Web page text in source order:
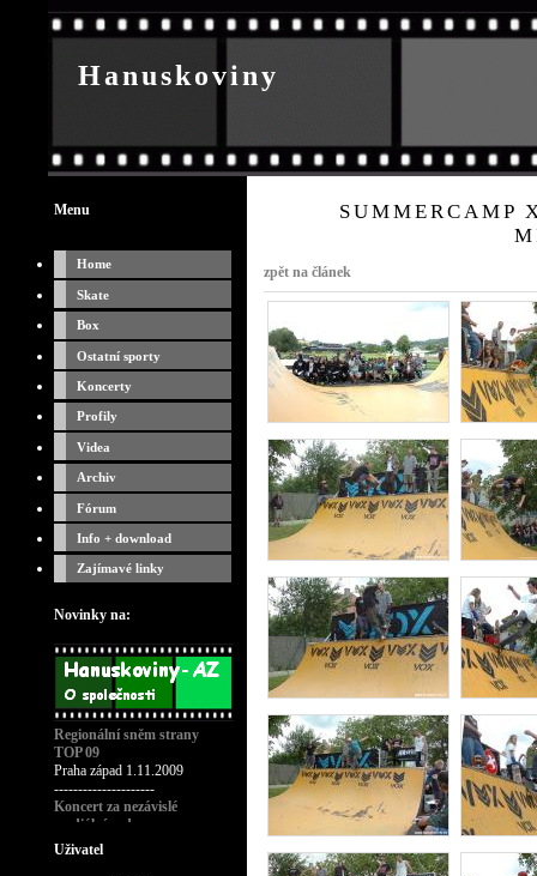
Hanuskoviny
Menu
Home
Skate
Box
Ostatní sporty
Koncerty
Profily
Videa
Archiv
Fórum
Info + download
Zajímavé linky
Novinky na:
Regionální sněm strany
TOP 09
Praha západ 1.11.2009
---------------------
Koncert za nezávislé
mediální rady
---------------------
Křest časopisu playboy č.11-
Uživatel
SUMMERCAMP
zpět na článek